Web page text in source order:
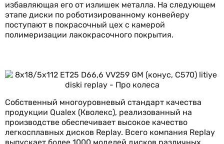
избавляющая его от излишек металла. На следующем
этапе диски по роботизированному конвейеру
поступают в покрасочный цех с камерой
полимеризации лакокрасочного покрытия.
Собственный многоуровневый стандарт качества
продукции Qualex (Кволекс), реализованный на
производстве обеспечивает высокое качество
легкосплавных дисков Replay. Всего компания Replay